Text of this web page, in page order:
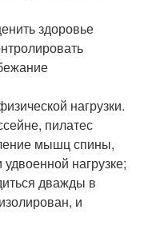
здоровье
нагрузки.
пилатес
мышц спины,
нагрузке;
дважды в
и